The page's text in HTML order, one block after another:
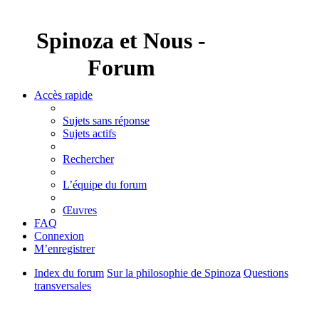
Spinoza et Nous -
Forum
Accès rapide
Sujets sans réponse
Sujets actifs
Rechercher
L’équipe du forum
Œuvres
FAQ
Connexion
M’enregistrer
Index du forum Sur la philosophie de Spinoza Questions
transversales